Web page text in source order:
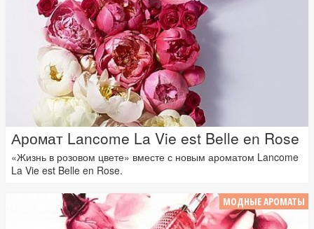
Аромат Lancome La Vie est Belle en Rose
«Жизнь в розовом цвете» вместе с новым ароматом Lancome
La Vie est Belle en Rose.
МОДНЫЕ АРОМАТЫ